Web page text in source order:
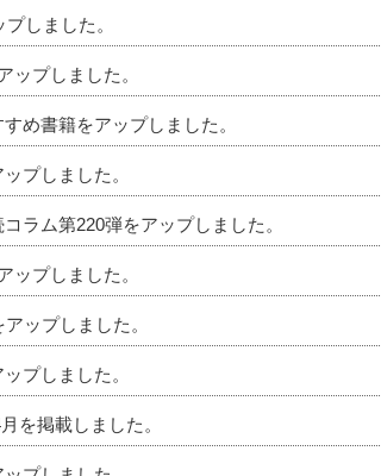
しました。
プしました。
め書籍をアップしました。
プしました。
ラム第220弾をアップしました。
プしました。
ップしました。
プしました。
を掲載しました。